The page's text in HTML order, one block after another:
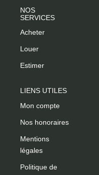
NOS
SERVICES
Acheter
Louer
Estimer
LIENS UTILES
Mon compte
Nos honoraires
Mentions
légales
Politique de